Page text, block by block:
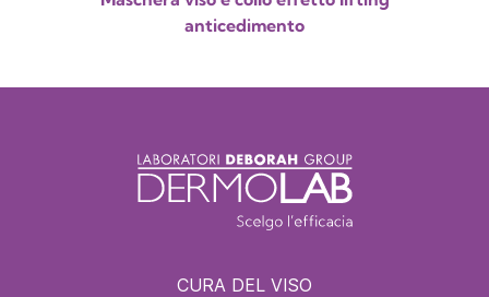
anticedimento
CURA DEL VISO